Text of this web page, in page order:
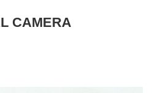
CAMERA